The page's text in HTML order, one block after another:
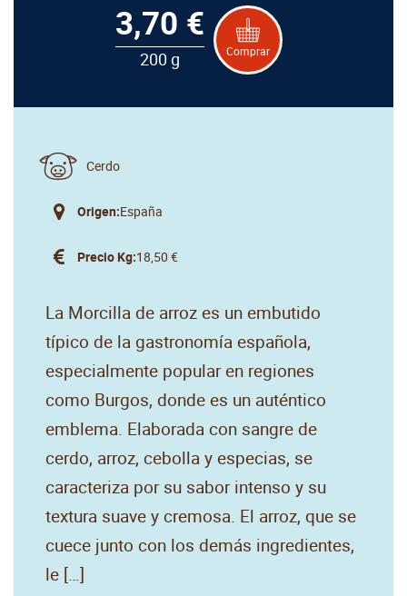
3,70 €
200 g Comprar
Cerdo
Origen:España
Precio Kg:18,50 €
La Morcilla de arroz es un embutido
típico de la gastronomía española,
especialmente popular en regiones
como Burgos, donde es un auténtico
emblema. Elaborada con sangre de
cerdo, arroz, cebolla y especias, se
caracteriza por su sabor intenso y su
textura suave y cremosa. El arroz, que se
cuece junto con los demás ingredientes,
le […]